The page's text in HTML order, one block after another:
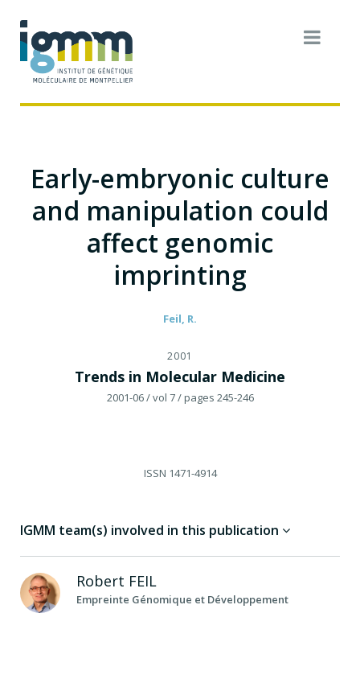
Early-embryonic culture
and manipulation could
affect genomic
imprinting
Feil, R.
2001
Trends in Molecular Medicine
2001-06/ vol 7/ pages 245-246
ISSN 1471-4914
IGMM team(s) involved in this publication
Robert FEIL
Empreinte Génomique et Développement